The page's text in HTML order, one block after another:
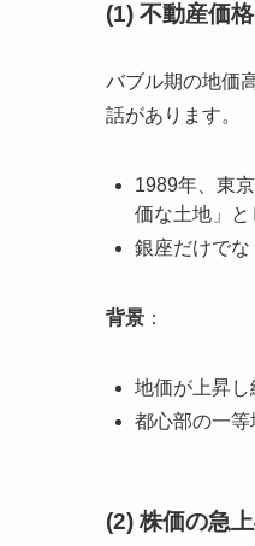
(1) 不動産価
バブル期の地価
話があります。
1989年、東
価な土地」と
銀座だけでな
背景 ：
地価が上昇し
都心部の一等
(2) 株価の急